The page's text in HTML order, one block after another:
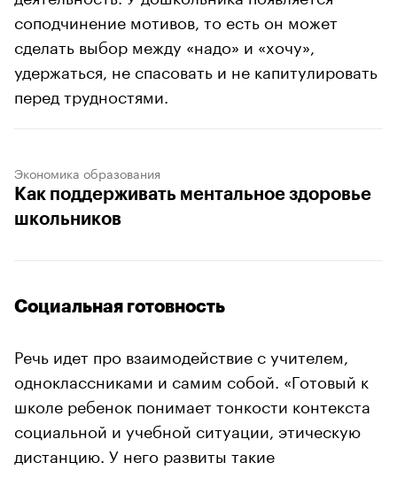
соподчинение мотивов, то есть он может
сделать выбор между «надо» и «хочу»,
удержаться, не спасовать и не капитулировать
перед трудностями.
Экономика образования
Как поддерживать ментальное здоровье
школьников
Социальная готовность
Речь идет про взаимодействие с учителем,
одноклассниками и самим собой. «Готовый к
школе ребенок понимает тонкости контекста
социальной и учебной ситуации, этическую
дистанцию. У него развиты такие